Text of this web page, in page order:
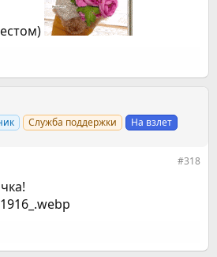
Служба поддержки На взлет
#318